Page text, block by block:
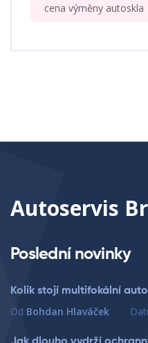
cena výměny autoskla
Autoservis
Poslední novinky
Kolik stojí multifokální
Od Bohdan Hlaváček